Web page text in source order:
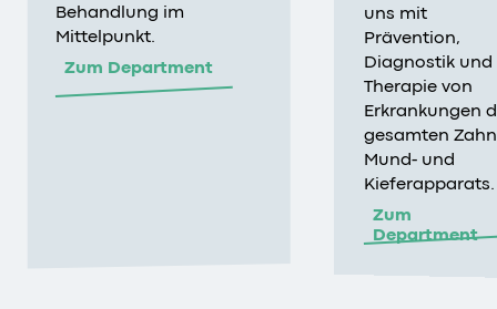
Behandlung im
Mittelpunkt.
Zum Department
uns mit
Prävention,
Diagnostik und
Therapie von
Erkrankungen
gesamten
Mund- und
Kieferapparats.
Zum
Department